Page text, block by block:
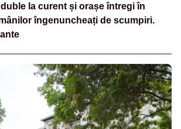
la curent și orașe întregi în
îngenuncheați de scumpiri.